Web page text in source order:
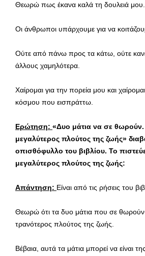
Θεωρώ πως έκανα καλά τη δουλειά μου.
Οι άνθρωποι υπάρχουμε για να
Ούτε από πάνω προς τα κάτω, ούτε
άλλους χαμηλότερα.
Χαίρομαι για την πορεία μου και
κόσμου που εισπράττω.
Ερώτηση: «Δυο μάτια να σε θωρούν.
μεγαλύτερος πλούτος της ζωής»
οπισθόφυλλο του βιβλίου. Το
μεγαλύτερος πλούτος της ζωής:
Απάντηση: Είναι από τις ρήσεις του
Θεωρώ ότι τα δυο μάτια που σε θωρούν
τρανότερος πλούτος της ζωής.
Βέβαια, αυτά τα μάτια μπορεί να είναι